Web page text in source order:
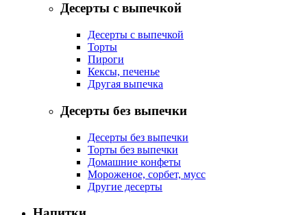
Десерты с выпечкой
Десерты с выпечкой
Торты
Пироги
Кексы, печенье
Другая выпечка
Десерты без выпечки
Десерты без выпечки
Торты без выпечки
Домашние конфеты
Мороженое, сорбет, мусс
Другие десерты